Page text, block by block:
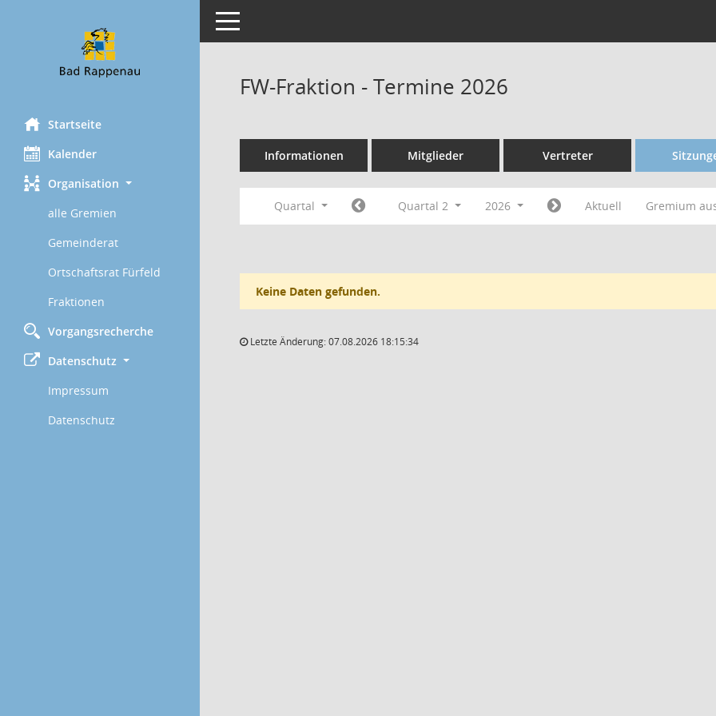
Startseite
Kalender
Organisation
alle Gremien
Gemeinderat
Ortschaftsrat Fürfeld
Fraktionen
Vorgangsrecherche
Datenschutz
Impressum
Datenschutz
Toggle navigation
FW-Fraktion - Termine 2026
Informationen Mitglieder Vertreter
Quartal Quartal 2 2026 Aktuell Gremium
Keine Daten gefunden.
Letzte Änderung: 07.08.2026 18:15:34